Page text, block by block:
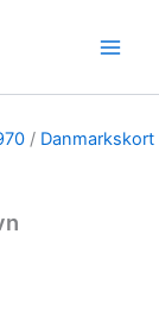
/ Danmarkskort